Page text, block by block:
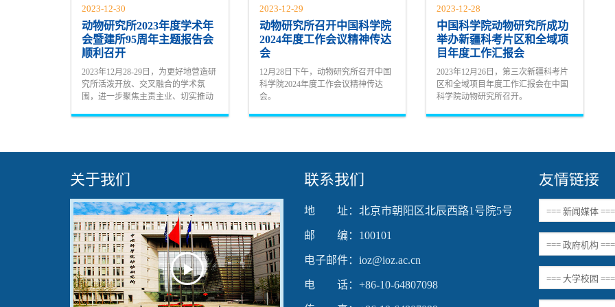
2023-12-30
动物研究所2023年度学术年
会暨建所95周年主题报告会
顺利召开
2023年12月28-29日，为更好地营造研
究所活泼开放、交叉融合的学术氛
围，进一步聚焦主责主业、切实推动
2023-12-29
动物研究所召开中国科学院
2024年度工作会议精神传达
会
12月28日下午，动物研究所召开中国
科学院2024年度工作会议精神传达
会。
2023-12-28
中国科学院动物研究所成功
举办新疆科考片区和全域项
目年度工作汇报会
2023年12月26日，第三次新疆科考片
区和全域项目年度工作汇报会在中国
科学院动物研究所召开。
关于我们
Play
联系我们
地 址：北京市朝阳区北辰西路1号院5号
邮 编：100101
电子邮件：ioz@ioz.ac.cn
电 话：+86-10-64807098
友情链接